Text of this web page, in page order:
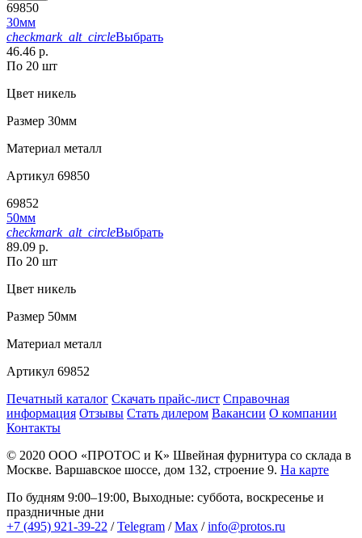
69850
30мм
checkmark_alt_circleВыбрать
46.46 р.
По 20 шт
Цвет никель
Размер 30мм
Материал металл
Артикул 69850
69852
50мм
checkmark_alt_circleВыбрать
89.09 р.
По 20 шт
Цвет никель
Размер 50мм
Материал металл
Артикул 69852
Печатный каталог Скачать прайс-лист Справочная
информация Отзывы Стать дилером Вакансии О компании
Контакты
© 2020 ООО «ПРОТОС и К» Швейная фурнитура со склада в
Москве. Варшавское шоссе, дом 132, строение 9. На карте
По будням 9:00–19:00, Выходные: суббота, воскресенье и
праздничные дни
+7 (495) 921-39-22 /Telegram /Max /info@protos.ru